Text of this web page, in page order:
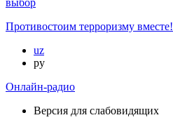
выбор
Противостоим терроризму вместе!
uz
ру
Онлайн-радио
Версия для слабовидящих